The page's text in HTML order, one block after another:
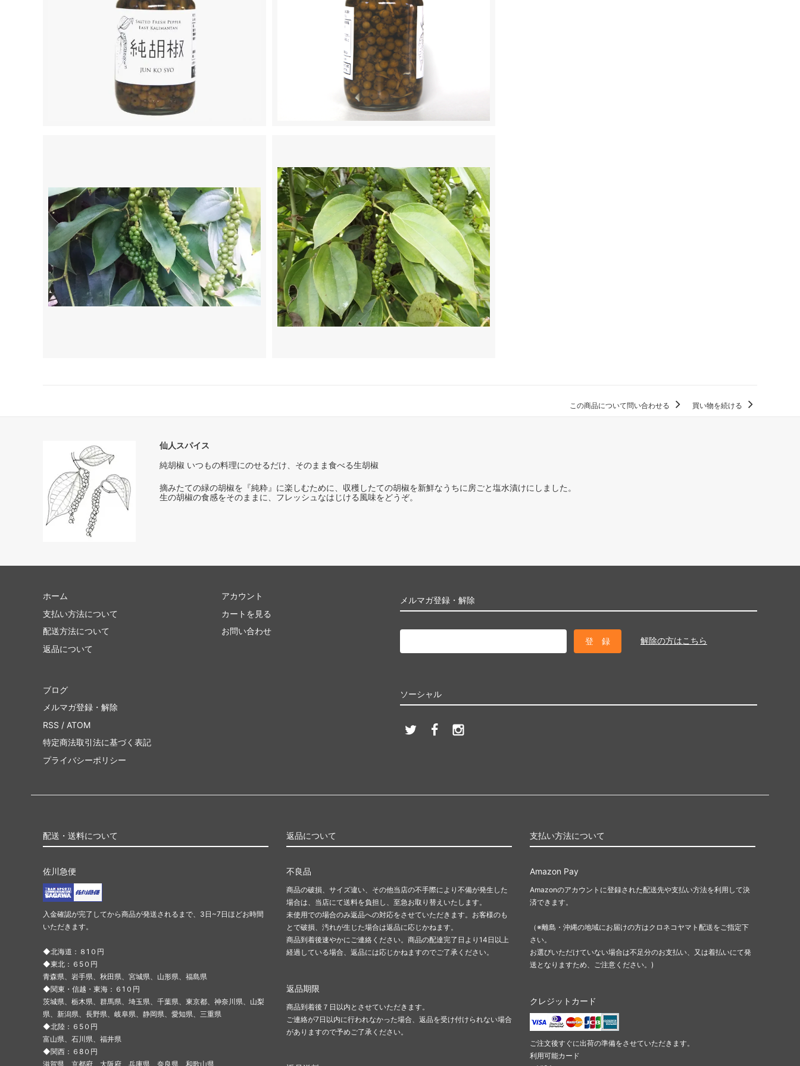
この商品について問い合わせる 買い物を続ける
仙人スパイス
純胡椒 いつもの料理にのせるだけ、そのまま食べる生胡椒
摘みたての緑の胡椒を『純粋』に楽しむために、収穫したての胡椒を新鮮なうちに房ごと塩水漬けにしました。
生の胡椒の食感をそのままに、フレッシュなはじける風味をどうぞ。
メルマガ登録・解除
解除の方はこちら
ホーム
支払い方法について
配送方法について
返品について
アカウント
カートを見る
お問い合わせ
ソーシャル
ブログ
メルマガ登録・解除
RSS / ATOM
特定商法取引法に基づく表記
プライバシーポリシー
配送・送料について
佐川急便
入金確認が完了してから商品が発送されるまで、3日~7日ほどお時間
いただきます。
◆北海道：８1０円
◆東北：６5０円
青森県、岩手県、秋田県、宮城県、山形県、福島県
◆関東・信越・東海：６1０円
茨城県、栃木県、群馬県、埼玉県、千葉県、東京都、神奈川県、山梨
県、新潟県、長野県、岐阜県、静岡県、愛知県、三重県
◆北陸：６5０円
富山県、石川県、福井県
◆関西：６8０円
滋賀県、京都府、大阪府、兵庫県、奈良県、和歌山県
返品について
不良品
商品の破損、サイズ違い、その他当店の不手際により不備が発生した
場合は、当店にて送料を負担し、至急お取り替えいたします。
未使用での場合のみ返品への対応をさせていただきます。お客様のも
とで破損、汚れが生じた場合は返品に応じかねます。
商品到着後速やかにご連絡ください。商品の配達完了日より14日以上
経過している場合、返品には応じかねますのでご了承ください。
返品期限
商品到着後７日以内とさせていただきます。
ご連絡が7日以内に行われなかった場合、返品を受け付けられない場合
がありますので予めご了承ください。
支払い方法について
Amazon Pay
Amazonのアカウントに登録された配送先や支払い方法を利用して決
済できます。
（※離島・沖縄の地域にお届けの方はクロネコヤマト配送をご指定下
さい。
お選びいただけていない場合は不足分のお支払い、又は着払いにて発
送となりますため、ご注意ください。)
クレジットカード
ご注文後すぐに出荷の準備をさせていただきます。
利用可能カード